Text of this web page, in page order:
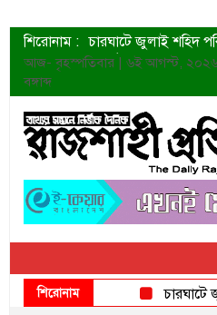
শিরোনাম : চারঘাটে জুলাই শহিদ
সংবর্ধনা
ত্বক ভালো রাখতে যে
জুলাই স্মৃতি জাদুঘরের
প্রধানমন্ত্রী
শাহরুখের নতুন
কোয়ার্টার ফাইনালে
ডেনিস লিয়ামিন
জুলাই শহিদদের
স্মরণ করবে: ভূমিমন্ত্রী
আজ- বৃহস্পতিবার | ৬ই আগস্ট, ২০২৬
বঙ্গাব্দ
শিরোনাম চারঘাটে